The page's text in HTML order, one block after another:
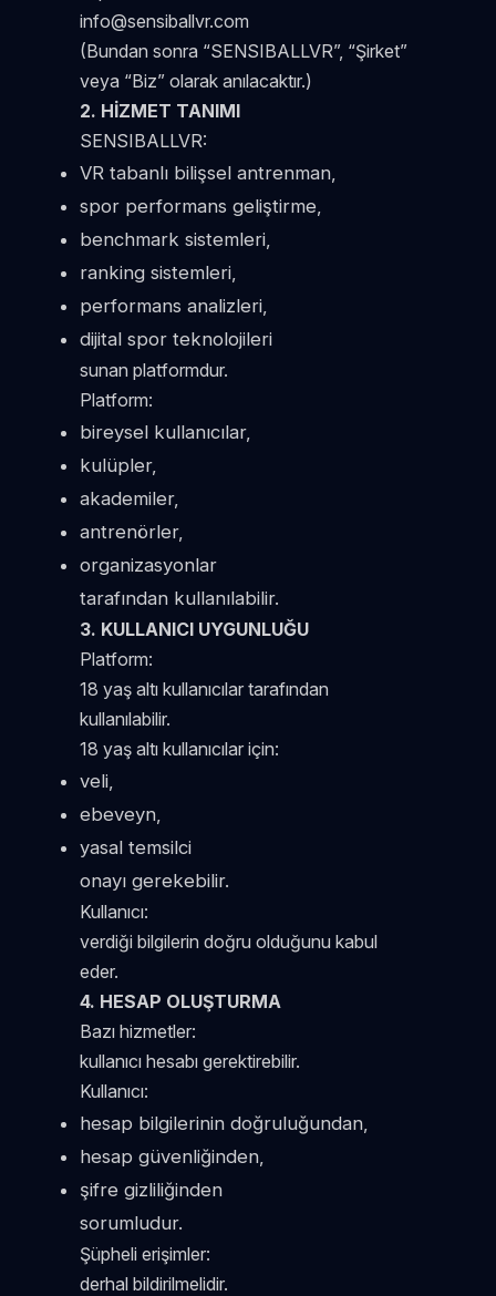
info@sensiballvr.com
(Bundan sonra “SENSIBALLVR”, “Şirket”
veya “Biz” olarak anılacaktır.)
2. HİZMET TANIMI
SENSIBALLVR:
VR tabanlı bilişsel antrenman,
spor performans geliştirme,
benchmark sistemleri,
ranking sistemleri,
performans analizleri,
dijital spor teknolojileri
sunan platformdur.
Platform:
bireysel kullanıcılar,
kulüpler,
akademiler,
antrenörler,
organizasyonlar
tarafından kullanılabilir.
3. KULLANICI UYGUNLUĞU
Platform:
18 yaş altı kullanıcılar tarafından
kullanılabilir.
18 yaş altı kullanıcılar için:
veli,
ebeveyn,
yasal temsilci
onayı gerekebilir.
Kullanıcı:
verdiği bilgilerin doğru olduğunu kabul
eder.
4. HESAP OLUŞTURMA
Bazı hizmetler:
kullanıcı hesabı gerektirebilir.
Kullanıcı:
hesap bilgilerinin doğruluğundan,
hesap güvenliğinden,
şifre gizliliğinden
sorumludur.
Şüpheli erişimler:
derhal bildirilmelidir.